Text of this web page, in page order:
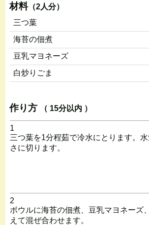
材料（2人分）
三つ葉
海苔の佃煮
豆乳マヨネーズ
白炒りごま
作り方 （ 15分以内 ）
1
三つ葉を1分程茹で冷水にとります。
さに切ります。
2
ボウルに海苔の佃煮、豆乳マヨネーズ
えて混ぜ合わせます。